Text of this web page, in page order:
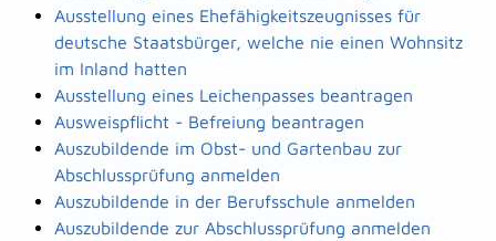
Ausstellung eines Ehefähigkeitszeugnisses für
deutsche Staatsbürger, welche nie einen Wohnsitz
im Inland hatten
Ausstellung eines Leichenpasses beantragen
Ausweispflicht - Befreiung beantragen
Auszubildende im Obst- und Gartenbau zur
Abschlussprüfung anmelden
Auszubildende in der Berufsschule anmelden
Auszubildende zur Abschlussprüfung anmelden